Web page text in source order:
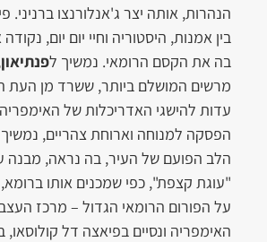
הנהרות, אותה יצר ג'אנלורנצו
בין אמנות, היסטוריה וחיי יום יום,
בה את הקסם הרומאי. נמשיך לפנתיאון,
מרשים המושלם ביותר, ששרד מן העת
עדות להישגי האדריכלות של
הפסקה למנוחה וארוחת צהריים,
הלב הפועם של העיר, בה נראה, מבנה
"עוגת קצפת", כפי שמכנים אותו
על הפורום הרומאי הגדול – מרכז
האימפריה ונסיים בפיאצה דל קולוסאו,